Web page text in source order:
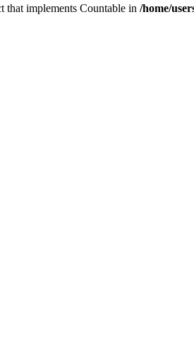
that implements Countable in /home/